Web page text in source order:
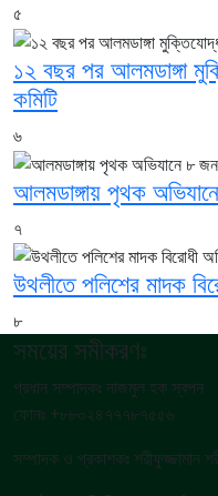
৫
১২ বছর পর আলমডাঙ্গা
কমিটি
৬
আলমডাঙ্গায় পৃথক
৭
উথলীতে পলিশের মাদক
৮
সময়ের সমীকরণঃ
প্রধান সম্পাদকঃ নাজমুল হক স্বপন
ফোনঃ +৮৮০২৪৭৭৭৮৭৫৫৬
সম্পাদক ও প্রকাশকঃ শরীফুজ্জামান